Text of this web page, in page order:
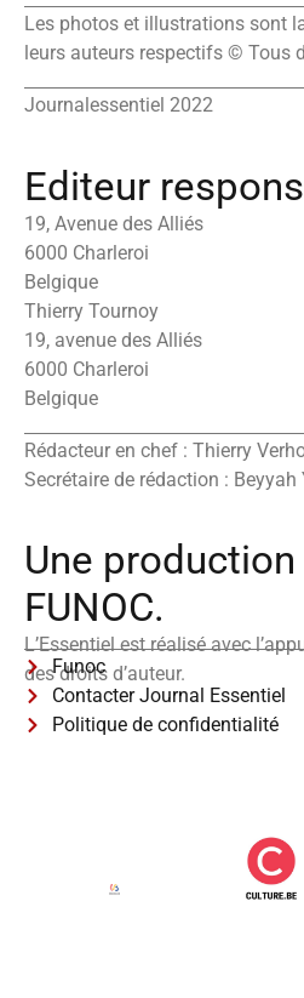
Les photos et illustrations sont
leurs auteurs respectifs © Tous
Journalessentiel 2022
Editeur
19, Avenue des Alliés
6000 Charleroi
Belgique
Thierry Tournoy
19, avenue des Alliés
6000 Charleroi
Belgique
Rédacteur en chef : Thierry
Secrétaire de rédaction : Beyyah
Une production
FUNOC.
L’Essentiel est réalisé avec
des droits d’auteur.
Funoc
Contacter Journal Essentiel
Politique de confidentialité